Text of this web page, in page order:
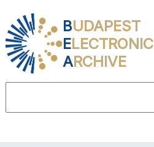
BUDAPEST
ELECTRONIC
ARCHIVE